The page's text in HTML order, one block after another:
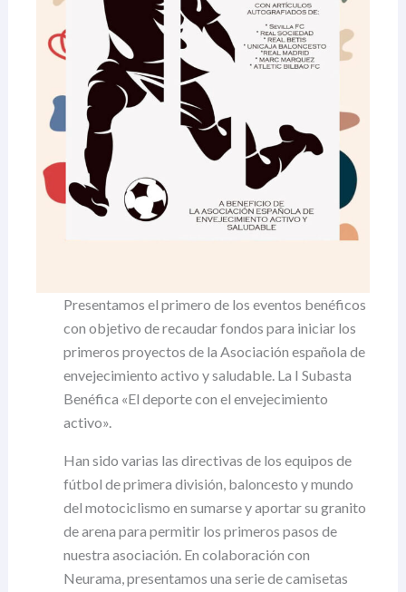
Presentamos el primero de los eventos benéficos
con objetivo de recaudar fondos para iniciar los
primeros proyectos de la Asociación española de
envejecimiento activo y saludable. La I Subasta
Benéfica «El deporte con el envejecimiento
activo».
Han sido varias las directivas de los equipos de
fútbol de primera división, baloncesto y mundo
del motociclismo en sumarse y aportar su granito
de arena para permitir los primeros pasos de
nuestra asociación. En colaboración con
Neurama, presentamos una serie de camisetas